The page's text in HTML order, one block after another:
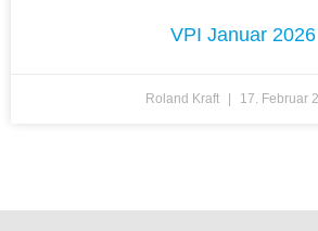
VPI Januar 2026
Roland Kraft 17. Februar